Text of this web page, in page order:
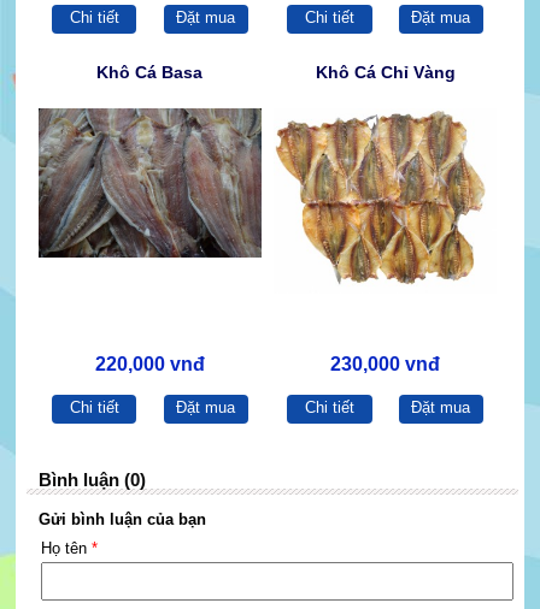
Chi tiết Đặt mua Chi tiết Đặt mua
Khô Cá Basa
220,000 vnđ
Chi tiết Đặt mua
Khô Cá Chỉ Vàng
230,000 vnđ
Chi tiết Đặt mua
Bình luận (0)
Gửi bình luận của bạn
Họ tên *